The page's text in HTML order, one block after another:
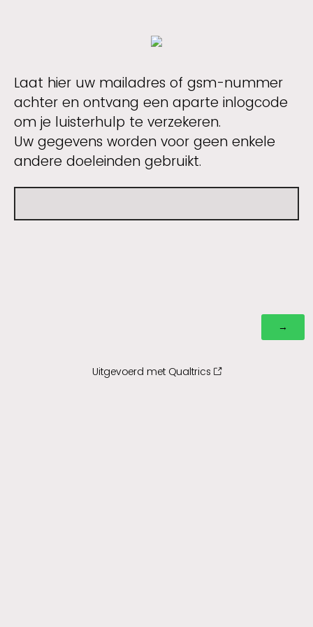
Laat hier uw mailadres of gsm-nummer
achter en ontvang een aparte inlogcode
om je luisterhulp te verzekeren.
Uw gegevens worden voor geen enkele
andere doeleinden gebruikt.
Uitgevoerd met Qualtrics